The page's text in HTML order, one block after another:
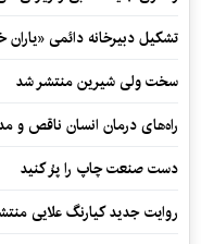
تشکیل دبیرخانه دائمی
سخت ولی شیرین منتشر شد
راه‌های درمان انسان ناقص و
دست صنعت چاپ را پرُ کنید
روایت جدید کیارنگ علایی